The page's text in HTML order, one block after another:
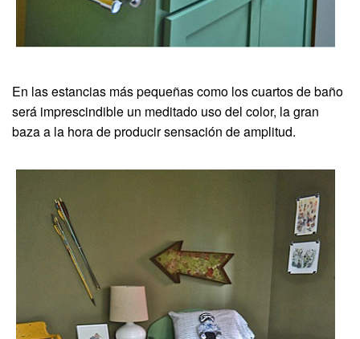
En las estancias más pequeñas como los cuartos de baño
será imprescindible un meditado uso del color, la gran
baza a la hora de producir sensación de amplitud.